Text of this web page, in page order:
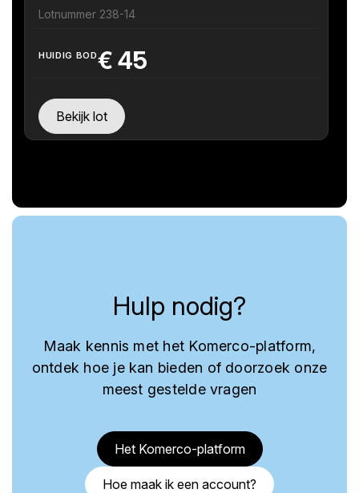
Lotnummer 238-14
HUIDIG BOD€ 45
Bekijk lot
Hulp nodig?
Maak kennis met het Komerco-platform,
ontdek hoe je kan bieden of doorzoek onze
meest gestelde vragen
Het Komerco-platform
Hoe maak ik een account?